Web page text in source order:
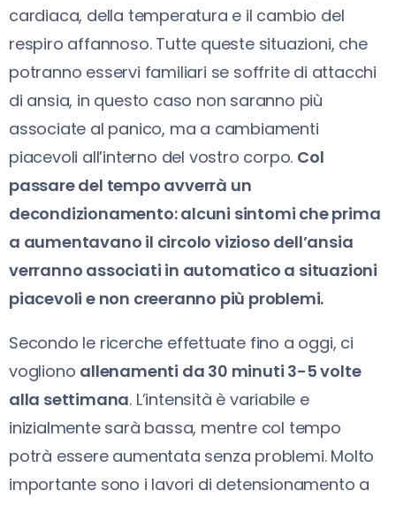
cardiaca, della temperatura e il cambio del
respiro affannoso. Tutte queste situazioni, che
potranno esservi familiari se soffrite di attacchi
di ansia, in questo caso non saranno più
associate al panico, ma a cambiamenti
piacevoli all’interno del vostro corpo. Col
passare del tempo avverrà un
decondizionamento: alcuni sintomi che prima
a aumentavano il circolo vizioso dell’ansia
verranno associati in automatico a situazioni
piacevoli e non creeranno più problemi.
Secondo le ricerche effettuate fino a oggi, ci
vogliono allenamenti da 30 minuti 3-5 volte
alla settimana. L’intensità è variabile e
inizialmente sarà bassa, mentre col tempo
potrà essere aumentata senza problemi. Molto
importante sono i lavori di detensionamento a